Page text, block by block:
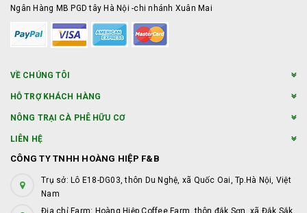
Ngân Hàng MB PGD tây Hà Nội -chi nhánh Xuân Mai
VỀ CHÚNG TÔI
HỖ TRỢ KHÁCH HÀNG
NÔNG TRẠI CÀ PHÊ HỮU CƠ
LIÊN HỆ
CÔNG TY TNHH HOÀNG HIỆP F&B
Trụ sở: Lô E18-DG03, thôn Du Nghệ, xã Quốc Oai, Tp.Hà Nội, Việt
Nam
Địa chỉ Farm: Hoàng Hiệp Coffee Farm, thôn đắk Sơn, xã Đắk Sắk,